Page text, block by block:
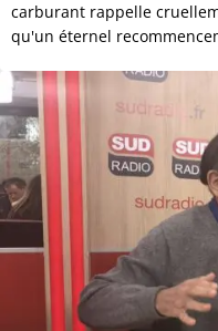
carburant rappelle
qu'un éternel